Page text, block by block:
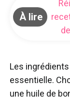
À lire
Les
essentielle.
une huile de